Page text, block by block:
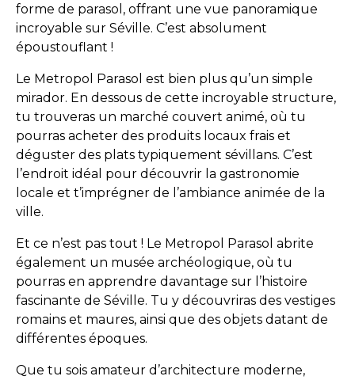
forme de parasol, offrant une vue panoramique
incroyable sur Séville. C’est absolument
époustouflant !
Le Metropol Parasol est bien plus qu’un simple
mirador. En dessous de cette incroyable structure,
tu trouveras un marché couvert animé, où tu
pourras acheter des produits locaux frais et
déguster des plats typiquement sévillans. C’est
l’endroit idéal pour découvrir la gastronomie
locale et t’imprégner de l’ambiance animée de la
ville.
Et ce n’est pas tout ! Le Metropol Parasol abrite
également un musée archéologique, où tu
pourras en apprendre davantage sur l’histoire
fascinante de Séville. Tu y découvriras des vestiges
romains et maures, ainsi que des objets datant de
différentes époques.
Que tu sois amateur d’architecture moderne,